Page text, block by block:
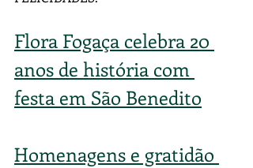
Flora Fogaça celebra 20
anos de história com
festa em São Benedito
Homenagens e gratidão